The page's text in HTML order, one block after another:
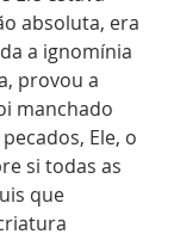
absoluta, era
a ignomínia
provou a
manchado
Ele, o
si todas as
que